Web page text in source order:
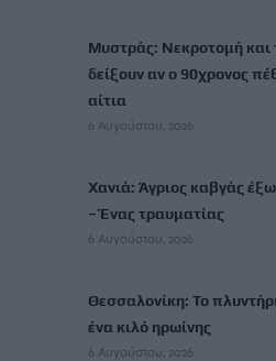
Μυστράς: Νεκροτομή και
δείξουν αν ο 90χρονος
αίτια
6 Αυγούστου, 2026
Χανιά: Άγριος καβγάς
– Ένας τραυματίας
6 Αυγούστου, 2026
Θεσσαλονίκη: Το
ένα κιλό ηρωίνης
6 Αυγούστου, 2026